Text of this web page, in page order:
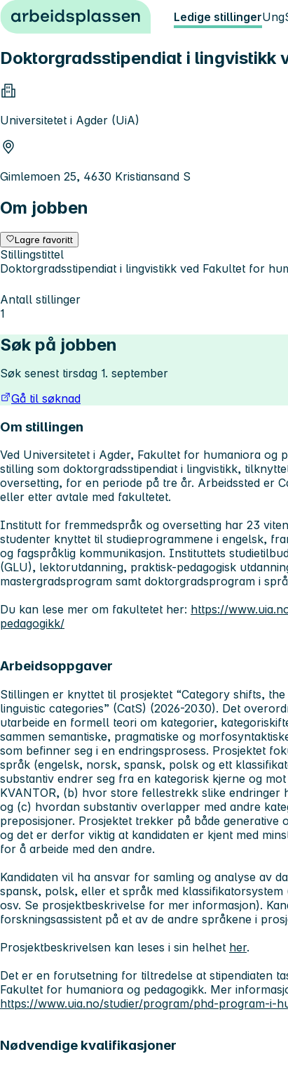
Hopp til innhold Ledige stillingerUng
Doktorgradsstipendiat i lingvistikk
Universitetet i Agder (UiA)
Gimlemoen 25, 4630 Kristiansand S
Om jobben
Lagre favoritt
Stillingstittel
Doktorgradsstipendiat i lingvistikk ved Fakultet for
Antall stillinger
1
Søk på jobben
Søk senest tirsdag 1. september
Gå til søknad
Om stillingen
Ved Universitetet i Agder, Fakultet for humaniora og
stilling som doktorgradsstipendiat i lingvistikk,
oversetting, for en periode på tre år. Arbeidssted er
eller etter avtale med fakultetet.
Institutt for fremmedspråk og oversetting har 23
studenter knyttet til studieprogrammene i engelsk,
og fagspråklig kommunikasjon. Instituttets
(GLU), lektorutdanning, praktisk-pedagogisk
mastergradsprogram samt doktorgradsprogram i
Du kan lese mer om fakultetet her: https://
pedagogikk/
Arbeidsoppgaver
Stillingen er knyttet til prosjektet “Category shifts,
linguistic categories” (CatS) (2026-2030). Det
utarbeide en formell teori om kategorier,
sammen semantiske, pragmatiske og
som befinner seg i en endringsprosess. Prosjektet
språk (engelsk, norsk, spansk, polsk og ett
substantiv endrer seg fra en kategorisk kjerne og
KVANTOR, (b) hvor store fellestrekk slike endringer
og (c) hvordan substantiv overlapper med andre
preposisjoner. Prosjektet trekker på både generative
og det er derfor viktig at kandidaten er kjent med
for å arbeide med den andre.
Kandidaten vil ha ansvar for samling og analyse av
spansk, polsk, eller et språk med klassifikatorsystem
osv. Se prosjektbeskrivelse for mer informasjon).
forskningsassistent på et av de andre språkene i
Prosjektbeskrivelsen kan leses i sin helhet her.
Det er en forutsetning for tiltredelse at stipendiaten
Fakultet for humaniora og pedagogikk. Mer
https://www.uia.no/studier/program/phd-program-i-
Nødvendige kvalifikasjoner